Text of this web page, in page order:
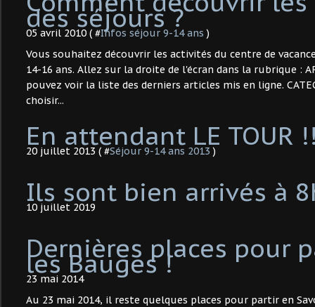
des séjours ?
05 avril 2010 ( #Infos séjour 9-14 ans )
Vous souhaitez découvrir les activités du centre de
14-16 ans. Allez sur la droite de l'écran dans la rubrique :
pouvez voir la liste des derniers articles mis en ligne.
choisir...
En attendant LE TOUR
20 juillet 2013 ( #Séjour 9-14 ans 2013 )
Ils sont bien arrivés à
10 juillet 2019
Dernières places pour
les Bauges !
23 mai 2014
Au 23 mai 2014, il reste quelques places pour partir en